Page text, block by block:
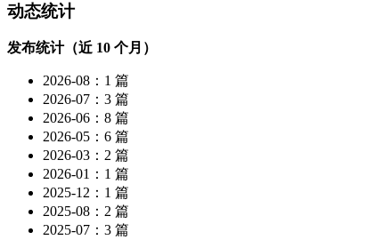
动态统计
发布统计（近 10 个月）
2026-08：1 篇
2026-07：3 篇
2026-06：8 篇
2026-05：6 篇
2026-03：2 篇
2026-01：1 篇
2025-12：1 篇
2025-08：2 篇
2025-07：3 篇